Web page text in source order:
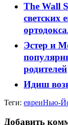
The Wall
светских
Эстер и
родителей
Идиш
Теги: евреиНью-
Добавить